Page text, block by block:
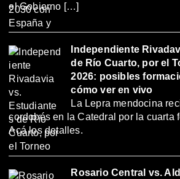
el Gobierno […]
Independiente
de Río Cuarto, por el
2026: posibles
cómo ver en vivo
La Lepra mendocina
cordobés en la Catedral por la cuarta
Acá los detalles.
Rosario Central vs.